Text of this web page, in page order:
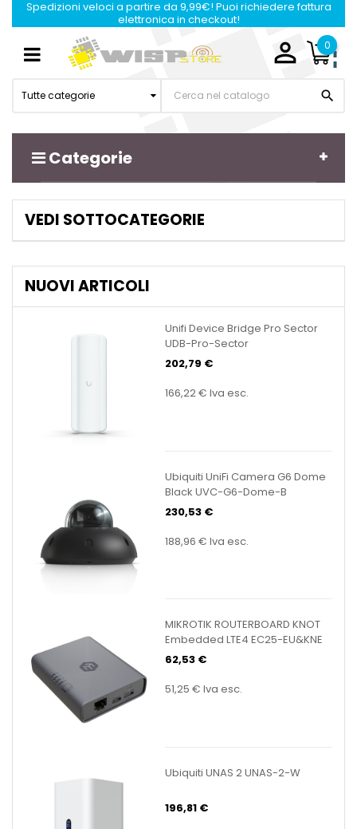
Spedizioni veloci a partire da 9,99€! Puoi richiedere fattura
elettronica in checkout!
 0
Tutte categorie 
Categorie
Navigazione
Toggle
VEDI SOTTOCATEGORIE
NUOVI ARTICOLI
Unifi Device Bridge Pro Sector
UDB-Pro-Sector
202,79 €
166,22 € Iva esc.
Ubiquiti UniFi Camera G6 Dome
Black UVC-G6-Dome-B
230,53 €
188,96 € Iva esc.
MIKROTIK ROUTERBOARD KNOT
Embedded LTE4 EC25-EU&KNE
62,53 €
51,25 € Iva esc.
Ubiquiti UNAS 2 UNAS-2-W
196,81 €